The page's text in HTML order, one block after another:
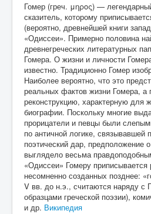
Гомер (греч. μηρος) —
сказитель, которому
(вероятно, древнейшей книги
«Одиссеи». Примерно половина
древнегреческих литературных
Гомера. О жизни и личности
известно. Традиционно Гомер
Наиболее вероятно, что это
реальных фактов жизни Гомера, а
реконструкцию, характерную для
биографии. Поскольку многие
прорицатели и певцы были
по античной логике, связывавшей
поэтический дар, предположение
выглядело весьма
«Одиссеи» Гомеру приписывается
несомненно созданных позднее:
V вв. до н.э., считаются наряду с
образцами греческой поэзии),
и др. Википедия